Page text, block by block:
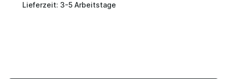
Lieferzeit: 3-5 Arbeitstage